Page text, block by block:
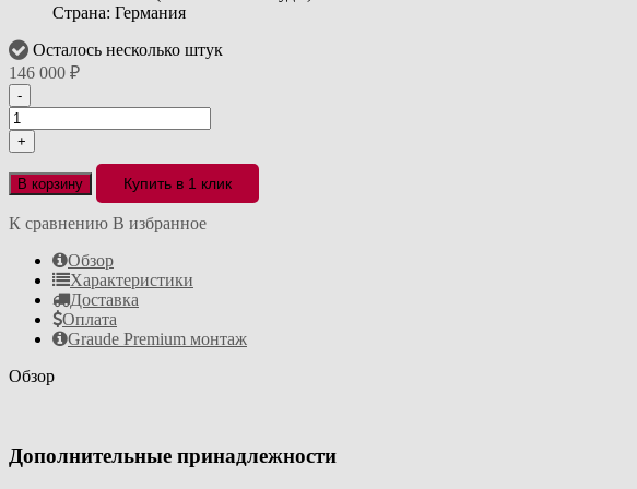
Страна: Германия
Осталось несколько штук
146 000 ₽
-
+
В корзину Купить в 1 клик
К сравнению В избранное
Обзор
Характеристики
Доставка
Оплата
Graude Premium монтаж
Обзор
Дополнительные принадлежности